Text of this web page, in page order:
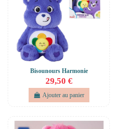
Bisounours Harmonie
29,50 €
Ajouter au panier